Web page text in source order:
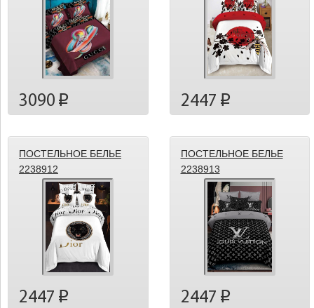
3090 p 2447 p
ПОСТЕЛЬНОЕ БЕЛЬЕ
2238912
2447 p
ПОСТЕЛЬНОЕ БЕЛЬЕ
2238913
2447 p